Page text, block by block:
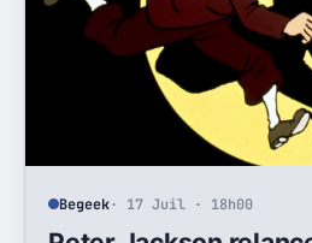
Begeek· 17 Juil · 18h00